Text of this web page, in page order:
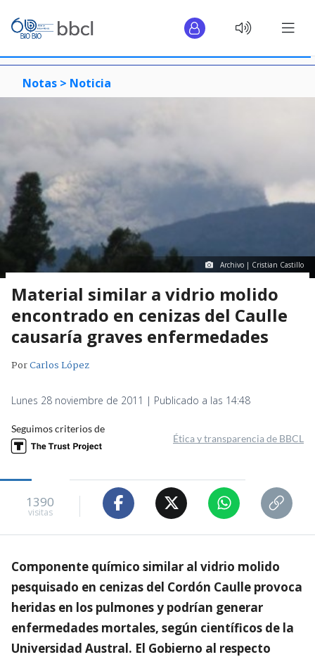
Notas > Noticia
Archivo | Cristian Castillo
Material similar a vidrio molido
encontrado en cenizas del Caulle
causaría graves enfermedades
PorCarlos López
Lunes 28 noviembre de 2011 | Publicado a las 14:48
Seguimos criterios de
Ética y transparencia de BBCL
1390
visitas
Componente químico similar al vidrio molido
pesquisado en cenizas del Cordón Caulle provoca
heridas en los pulmones y podrían generar
enfermedades mortales, según científicos de la
Universidad Austral. El Gobierno al respecto